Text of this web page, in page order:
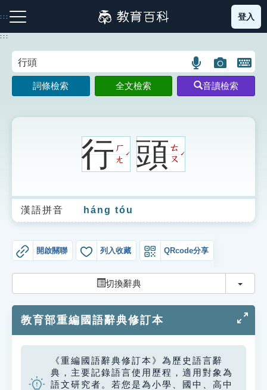
到
主
:::
注音索引圖示 筆畫索引圖示 部首索引表圖示
生字詞彙表
成語故事
索引選單
單字索引
生命大百科索引
遊戲專區
登入
:::
語
言
搜
圖
片
搜
開
鍵
圖
詞條檢索 全文檢索 音讀檢索
行ㄏ
ㄤ
ˊ 頭ㄊ
ㄡ
ˊ
漢語拼音 háng tóu
開啟關聯 列入收藏 QRcode分享
切換辭典 切換
教育部重編國語辭典修訂本
《重編國語辭典修訂本》為歷史語言辭
典，主要記錄語言使用歷程，適用對象為
語文研究者。若您是為小學、國中、高中